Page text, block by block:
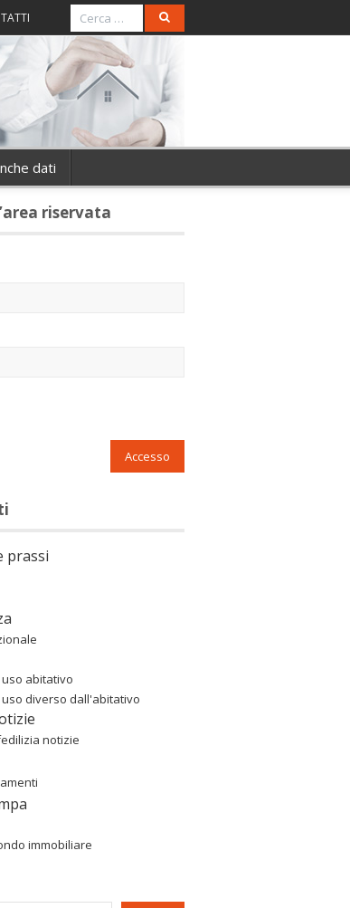
dati
riservata
Accesso
prassi
abitativo
diverso dall'abitativo
notizie
immobiliare